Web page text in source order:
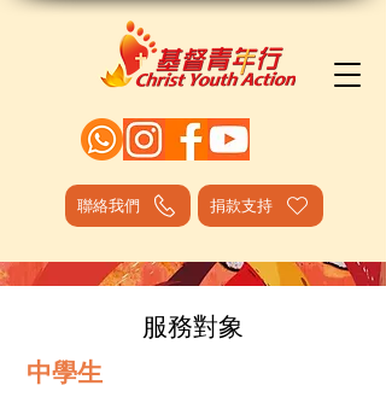
聯絡我們 捐款支持
服務對象
​中學生